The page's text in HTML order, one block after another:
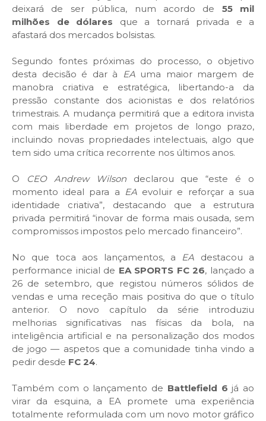
deixará de ser pública, num acordo de 55 mil
milhões de dólares que a tornará privada e a
afastará dos mercados bolsistas.
Segundo fontes próximas do processo, o objetivo
desta decisão é dar à EA uma maior margem de
manobra criativa e estratégica, libertando-a da
pressão constante dos acionistas e dos relatórios
trimestrais. A mudança permitirá que a editora invista
com mais liberdade em projetos de longo prazo,
incluindo novas propriedades intelectuais, algo que
tem sido uma crítica recorrente nos últimos anos.
O CEO Andrew Wilsondeclarou que “este é o
momento ideal para a EA evoluir e reforçar a sua
identidade criativa”, destacando que a estrutura
privada permitirá “inovar de forma mais ousada, sem
compromissos impostos pelo mercado financeiro”.
No que toca aos lançamentos, a EA destacou a
performance inicial de EA SPORTS FC 26, lançado a
26 de setembro, que registou números sólidos de
vendas e uma receção mais positiva do que o título
anterior. O novo capítulo da série introduziu
melhorias significativas nas físicas da bola, na
inteligência artificial e na personalização dos modos
de jogo — aspetos que a comunidade tinha vindo a
pedir desde FC 24.
Também com o lançamento de Battlefield 6 já ao
virar da esquina, a EA promete uma experiência
totalmente reformulada com um novo motor gráfico